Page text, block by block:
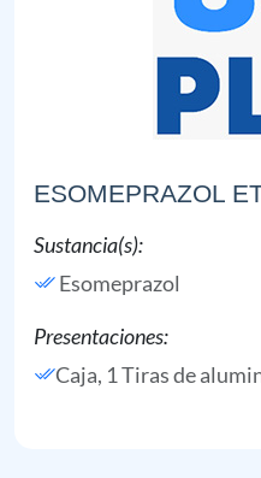
ESOMEPRAZOL
Sustancia(s):
Esomeprazol
Presentaciones:
Caja, 1 Tiras de